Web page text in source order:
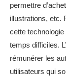
permettre
illustrations, etc.
cette
temps difficiles.
rémunérer les
utilisateurs qui